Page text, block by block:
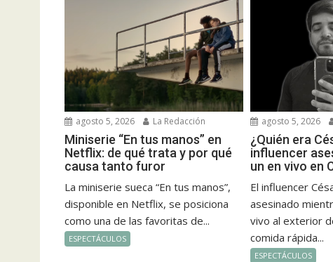
agosto 5, 2026 La Redacción
Miniserie “En tus manos” en
Netflix: de qué trata y por qué
causa tanto furor
La miniserie sueca “En tus manos”,
disponible en Netflix, se posiciona
como una de las favoritas de...
ESPECTÁCULOS
agosto 5, 2026
¿Quién era
influencer
un en vivo en
El influencer
asesinado
vivo al exterior
comida rápida...
ESPECTÁCULOS